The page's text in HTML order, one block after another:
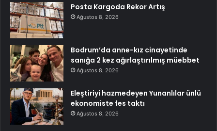
Posta Kargoda Rekor Artış
Ağustos 8, 2026
Bodrum’da anne-kız cinayetinde
sanığa 2 kez ağırlaştırılmış müebbet
Ağustos 8, 2026
Eleştiriyi hazmedeyen Yunanlılar ünlü
ekonomiste fes taktı
Ağustos 8, 2026